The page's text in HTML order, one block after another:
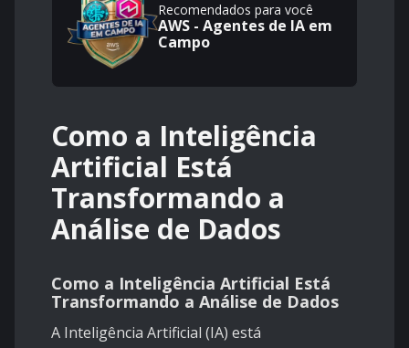
Recomendados para você
AWS - Agentes de IA em
Campo
Como a Inteligência
Artificial Está
Transformando a
Análise de Dados
Como a Inteligência Artificial Está
Transformando a Análise de Dados
A Inteligência Artificial (IA) está